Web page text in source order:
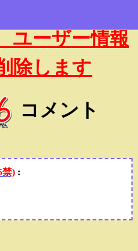
ユーザー情報
除します
コメント
):